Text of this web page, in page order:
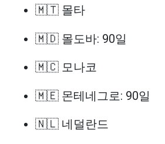
🇲🇹 몰타
🇲🇩 몰도바: 90일
🇲🇨 모나코
🇲🇪 몬테네그로: 90일
🇳🇱 네덜란드